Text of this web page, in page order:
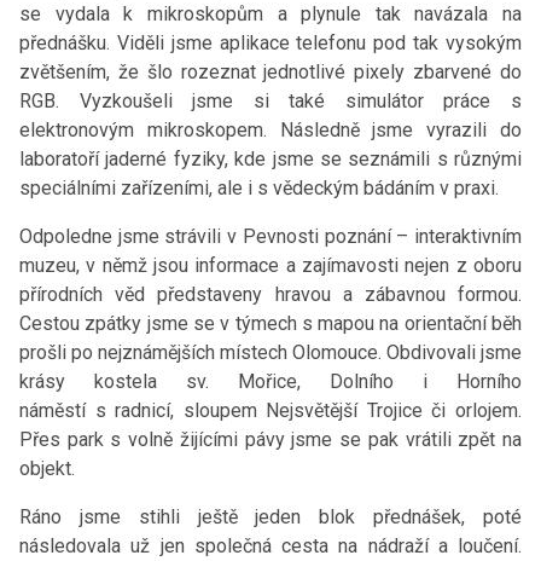
se vydala k mikroskopům a plynule tak navázala na
přednášku. Viděli jsme aplikace telefonu pod tak vysokým
zvětšením, že šlo rozeznat jednotlivé pixely zbarvené do
RGB. Vyzkoušeli jsme si také simulátor práce s
elektronovým mikroskopem. Následně jsme vyrazili do
laboratoří jaderné fyziky, kde jsme se seznámili s různými
speciálními zařízeními, ale i s vědeckým bádáním v praxi.
Odpoledne jsme strávili v Pevnosti poznání – interaktivním
muzeu, v němž jsou informace a zajímavosti nejen z oboru
přírodních věd představeny hravou a zábavnou formou.
Cestou zpátky jsme se v týmech s mapou na orientační běh
prošli po nejznámějších místech Olomouce. Obdivovali jsme
krásy kostela sv. Mořice, Dolního i Horního
náměstí s radnicí, sloupem Nejsvětější Trojice či orlojem.
Přes park s volně žijícími pávy jsme se pak vrátili zpět na
objekt.
Ráno jsme stihli ještě jeden blok přednášek, poté
následovala už jen společná cesta na nádraží a loučení.